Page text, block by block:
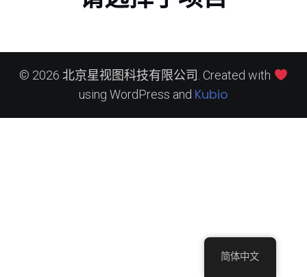
© 2026 北京星视图科技有限公司. Created with
using WordPress and Kubio
简体中文